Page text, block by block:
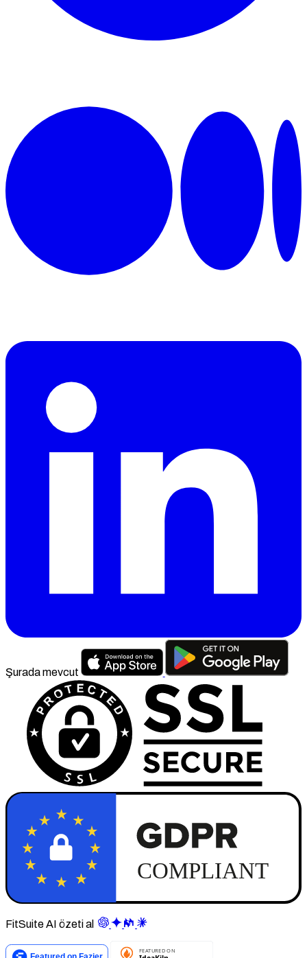
Şurada mevcut
FitSuite AI özeti al